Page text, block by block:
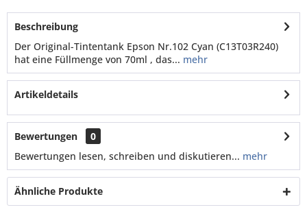
Beschreibung
Der Original-Tintentank Epson Nr.102 Cyan (C13T03R240)
hat eine Füllmenge von 70ml , das... mehr
Artikeldetails
Bewertungen
0
Bewertungen lesen, schreiben und diskutieren... mehr
Ähnliche Produkte